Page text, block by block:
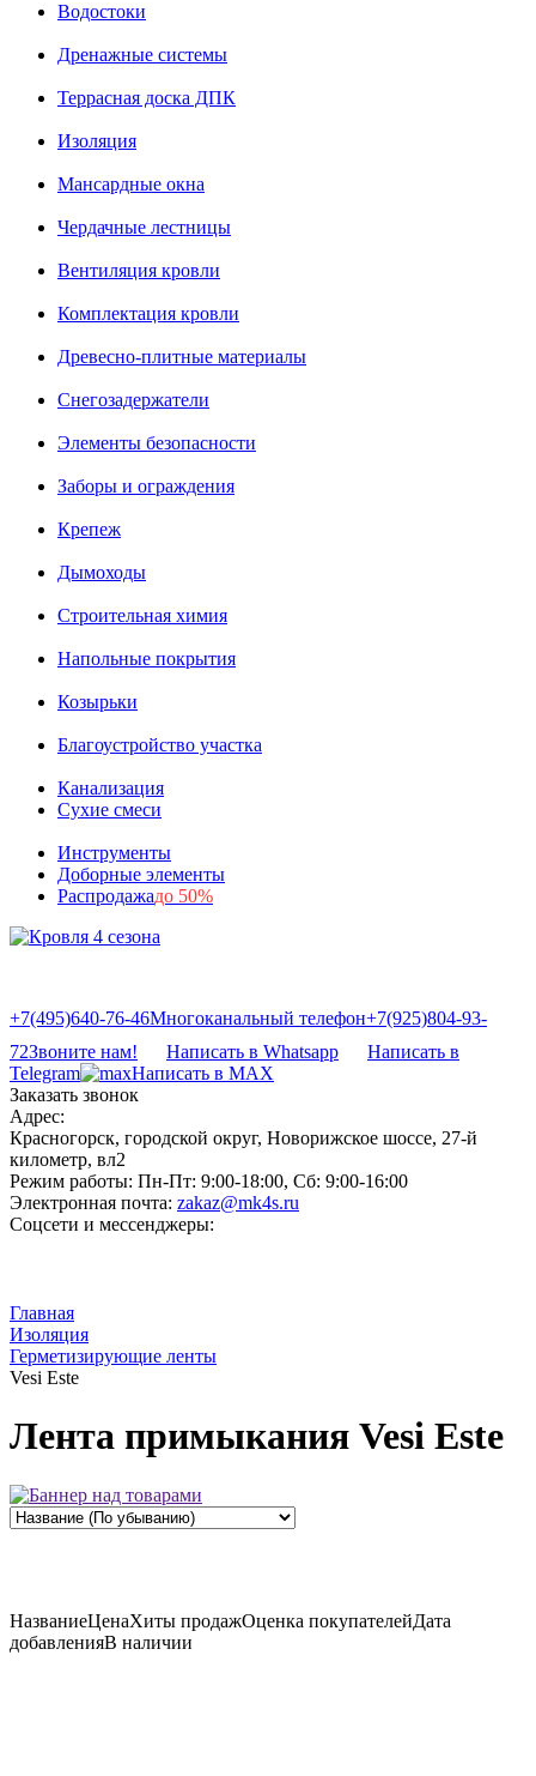
Водостоки
Дренажные системы
Террасная доска ДПК
Изоляция
Мансардные окна
Чердачные лестницы
Вентиляция кровли
Комплектация кровли
Древесно-плитные материалы
Снегозадержатели
Элементы безопасности
Заборы и ограждения
Крепеж
Дымоходы
Строительная химия
Напольные покрытия
Козырьки
Благоустройство участка
Канализация
Сухие смеси
Инструменты
Доборные элементы
Распродажадо 50%
+7(495)640-76-46Многоканальный телефон+7(925)804-93-
72Звоните нам! Написать в Whatsapp
Написать в
Telegram
Написать в MAX
Заказать звонок
Адрес:
Красногорск, городской округ, Новорижское шоссе, 27-й
километр, вл2
Режим работы: Пн-Пт: 9:00-18:00, Сб: 9:00-16:00
Электронная почта: zakaz@mk4s.ru
Соцсети и мессенджеры:
Главная
Изоляция
Герметизирующие ленты
Vesi Este
Лента примыкания Vesi Este
НазваниеЦенаХиты продажОценка покупателейДата
добавленияВ наличии